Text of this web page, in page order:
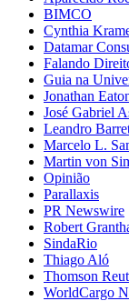
BIMCO
Cynthia
Datamar
Falando
Guia na
Jonathan
José Gabriel
Leandro
Marcelo L.
Martin von
Opinião
Parallaxis
PR Newswire
Robert
SindaRio
Thiago Aló
Thomson
WorldCargo